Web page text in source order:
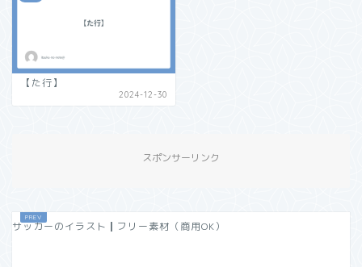
【た行】
2024-12-30
スポンサーリンク
サッカーのイラスト┃フリー素材（商用OK）